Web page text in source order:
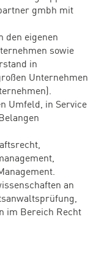
gmbh mit
den eigenen
sowie
in
Unternehmen
Umfeld, in Service
an
im Bereich Recht